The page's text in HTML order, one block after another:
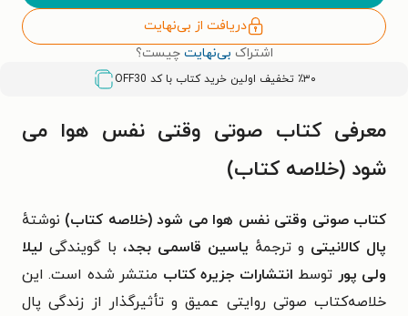
دریافت از بی‌نهایت
اشتراک بی‌نهایت چیست؟
٪۳۰ تخفیف اولین خرید کتاب با کد OFF30
معرفی کتاب صوتی وقتی نفس هوا می‌
شود (خلاصه کتاب)
کتاب صوتی وقتی نفس هوا می‌ شود (خلاصه کتاب) نوشتهٔ
پال کالانیتی و ترجمهٔ یاسین قاسمی بجد، با گویندگی لیلا
ولی پور توسط انتشارات جزیره کتاب منتشر شده است. این
خلاصه‌کتاب صوتی روایتی عمیق و تأثیرگذار از زندگی پال